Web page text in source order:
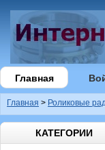
Главная
Главная > Роликовые
КАТЕГОРИИ